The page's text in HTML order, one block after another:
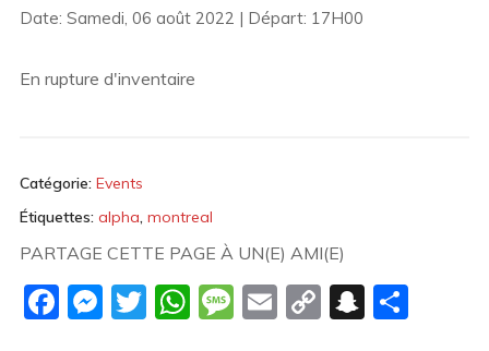
Date: Samedi, 06 août 2022 | Départ: 17H00
En rupture d'inventaire
Catégorie: Events
Étiquettes: alpha, montreal
PARTAGE CETTE PAGE À UN(E) AMI(E)
Facebook
Messenger
Twitter
WhatsApp
Message
Email
Copy